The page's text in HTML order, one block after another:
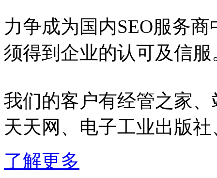
力争成为国内SEO服务
须得到企业的认可及信服
我们的客户有经管之家
天天网、电子工业出版
了解更多